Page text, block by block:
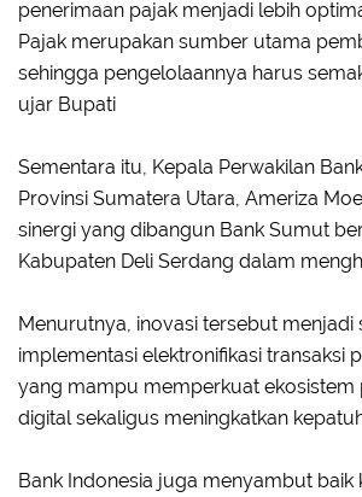
penerimaan pajak menjadi lebih
Pajak merupakan sumber utama
sehingga pengelolaannya harus
ujar Bupati
Sementara itu, Kepala Perwakilan
Provinsi Sumatera Utara, Ameriza
sinergi yang dibangun Bank Sumut
Kabupaten Deli Serdang dalam
Menurutnya, inovasi tersebut menjadi
implementasi elektronifikasi transaksi
yang mampu memperkuat ekosistem
digital sekaligus meningkatkan
Bank Indonesia juga menyambut baik